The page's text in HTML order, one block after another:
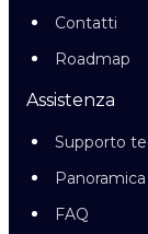
Contatti
Roadmap
Assistenza
Supporto
FAQ